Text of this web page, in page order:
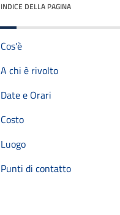
INDICE DELLA PAGINA
Cos'è
A chi è rivolto
Date e Orari
Costo
Luogo
Punti di contatto